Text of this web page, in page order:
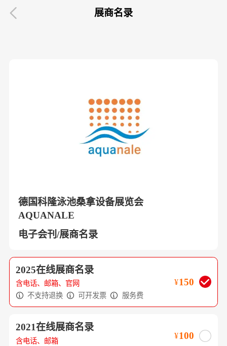
 展商名录
德国科隆泳池桑拿设备展览会
AQUANALE
电子会刊/展商名录
2025在线展商名录
含电话、邮箱、官网
 不支持退换  可开发票  服务费
¥150
2021在线展商名录
含电话、邮箱
¥100